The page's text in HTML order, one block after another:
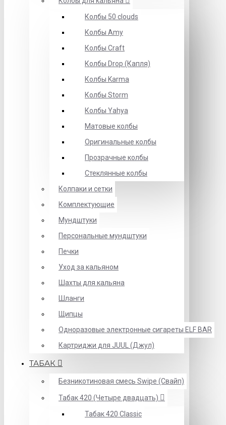
Колбы 50 clouds
Колбы Amy
Колбы Craft
Колбы Drop (Капля)
Колбы Karma
Колбы Storm
Колбы Yahya
Матовые колбы
Оригинальные колбы
Прозрачные колбы
Стеклянные колбы
Колпаки и сетки
Комплектующие
Мундштуки
Персональные мундштуки
Печки
Уход за кальяном
Шахты для кальяна
Шланги
Щипцы
Одноразовые электронные сигареты ELF BAR
Картриджи для JUUL (Джул)
ТАБАК
Безникотиновая смесь Swipe (Свайп)
Табак 420 (Четыре двадцать)
Табак 420 Classic